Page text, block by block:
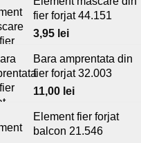
a
fost:
este:
fier forjat 44.151
3,95 lei
Bara amprentata din
fier forjat 32.003
11,00 lei
Element fier forjat
balcon 21.546